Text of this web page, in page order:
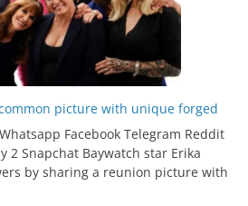
picture with unique forged
Facebook Telegram Reddit
2 Snapchat Baywatch star Erika
by sharing a reunion picture with